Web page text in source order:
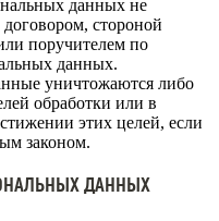
данных не
стороной
поручителем по
данных.
уничтожаются либо
обработки или в
этих целей, если
законом.
ДАННЫХ